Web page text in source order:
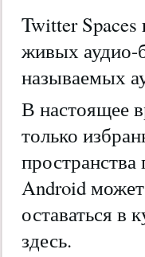
Twitter Spaces
живых аудио-
называемых
В настоящее
только
Android
оставаться в
здесь.